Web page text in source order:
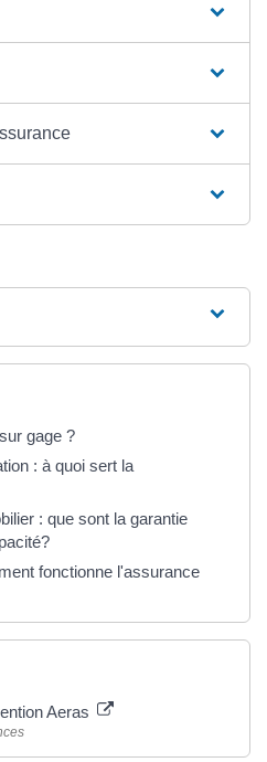
gage ?
: à quoi sert la
: que sont la garantie
fonctionne l'assurance
Aeras